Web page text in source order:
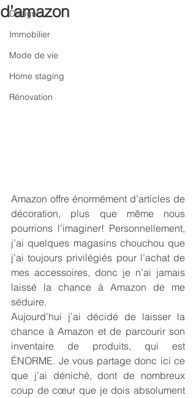
Design
Immobilier
Mode de vie
Home staging
Rénovation
d’amazon
Amazon offre énormément d’articles de
décoration, plus que même nous
pourrions l’imaginer! Personnellement,
j’ai quelques magasins chouchou que
j’ai toujours privilégiés pour l’achat de
mes accessoires, donc je n’ai jamais
laissé la chance à Amazon de me
séduire.
Aujourd’hui j’ai décidé de laisser la
chance à Amazon et de parcourir son
inventaire de produits, qui est
ÉNORME. Je vous partage donc ici ce
que j’ai déniché, dont de nombreux
coup de cœur que je dois absolument